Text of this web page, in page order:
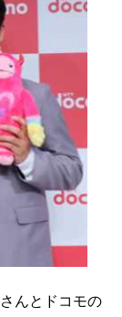
んとドコモの